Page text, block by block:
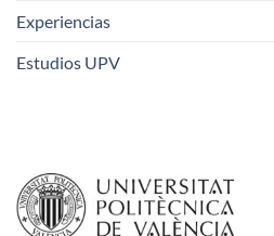
Experiencias
Estudios UPV